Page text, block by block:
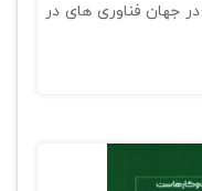
جهان فناوری های در